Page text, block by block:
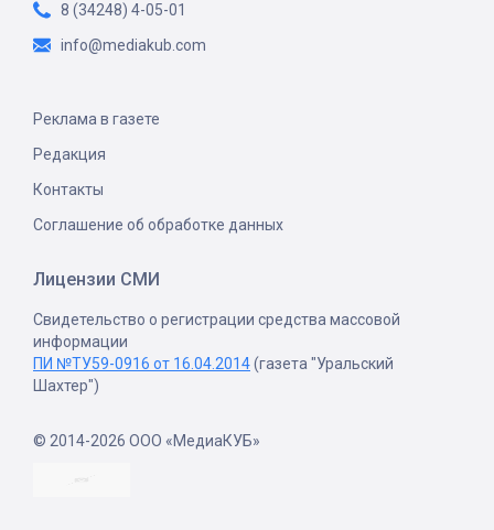
8 (34248) 4-05-01
info@mediakub.com
Реклама в газете
Редакция
Контакты
Соглашение об обработке данных
Лицензии СМИ
Свидетельство о регистрации средства массовой
информации
ПИ №ТУ59-0916 от 16.04.2014(газета "Уральский
Шахтер")
© 2014-2026 ООО «МедиаКУБ»